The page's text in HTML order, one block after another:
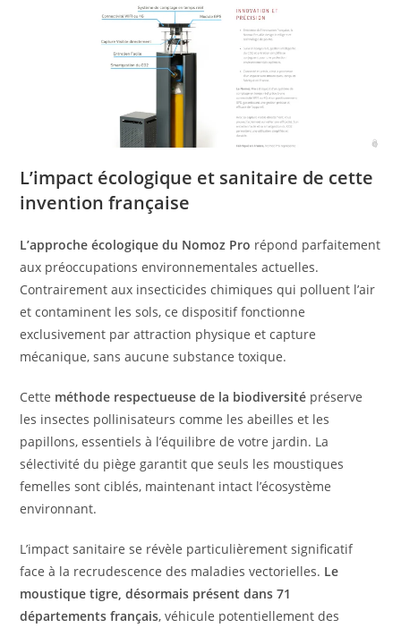
L’impact écologique et sanitaire de cette
invention française
L’approche écologique du Nomoz Pro répond parfaitement
aux préoccupations environnementales actuelles.
Contrairement aux insecticides chimiques qui polluent l’air
et contaminent les sols, ce dispositif fonctionne
exclusivement par attraction physique et capture
mécanique, sans aucune substance toxique.
Cette méthode respectueuse de la biodiversité préserve
les insectes pollinisateurs comme les abeilles et les
papillons, essentiels à l’équilibre de votre jardin. La
sélectivité du piège garantit que seuls les moustiques
femelles sont ciblés, maintenant intact l’écosystème
environnant.
L’impact sanitaire se révèle particulièrement significatif
face à la recrudescence des maladies vectorielles. Le
moustique tigre, désormais présent dans 71
départements français, véhicule potentiellement des